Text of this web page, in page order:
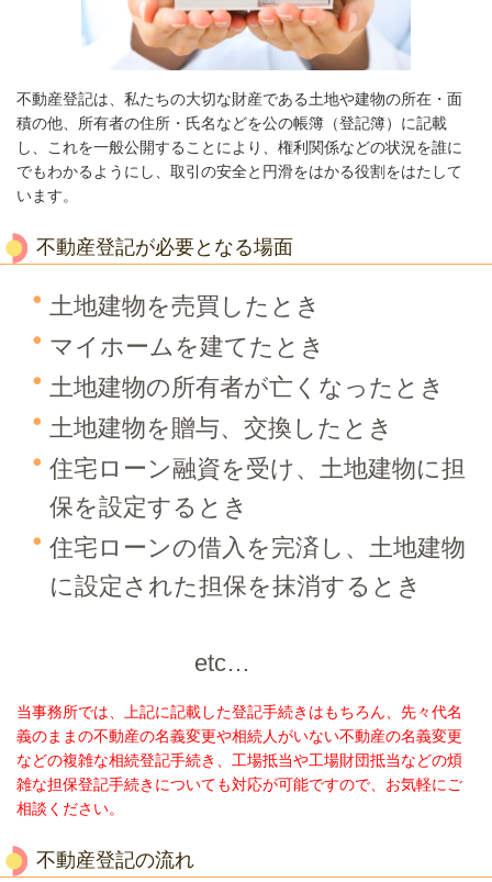
不動産登記は、私たちの大切な財産である土地や建物の所在・面
積の他、所有者の住所・氏名などを公の帳簿（登記簿）に記載
し、これを一般公開することにより、権利関係などの状況を誰に
でもわかるようにし、取引の安全と円滑をはかる役割をはたして
います。
不動産登記が必要となる場面
土地建物を売買したとき
マイホームを建てたとき
土地建物の所有者が亡くなったとき
土地建物を贈与、交換したとき
住宅ローン融資を受け、土地建物に担
保を設定するとき
住宅ローンの借入を完済し、土地建物
に設定された担保を抹消するとき
etc…
当事務所では、上記に記載した登記手続きはもちろん、先々代名
義のままの不動産の名義変更や相続人がいない不動産の名義変更
などの複雑な相続登記手続き、工場抵当や工場財団抵当などの煩
雑な担保登記手続きについても対応が可能ですので、お気軽にご
相談ください。
不動産登記の流れ